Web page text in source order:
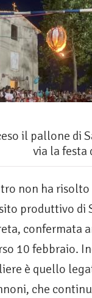
il pallone di
via la festa
non ha
produttivo di
confermata
10 febbraio.
è quello
che